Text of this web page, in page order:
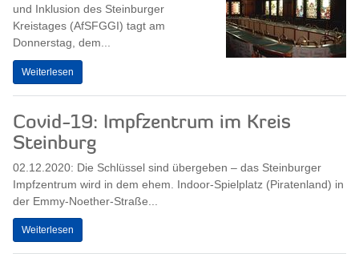
und Inklusion des Steinburger
Kreistages (AfSFGGI) tagt am
Donnerstag, dem...
Weiterlesen
Covid-19: Impfzentrum im Kreis
Steinburg
02.12.2020: Die Schlüssel sind übergeben – das Steinburger
Impfzentrum wird in dem ehem. Indoor-Spielplatz (Piratenland) in
der Emmy-Noether-Straße...
Weiterlesen